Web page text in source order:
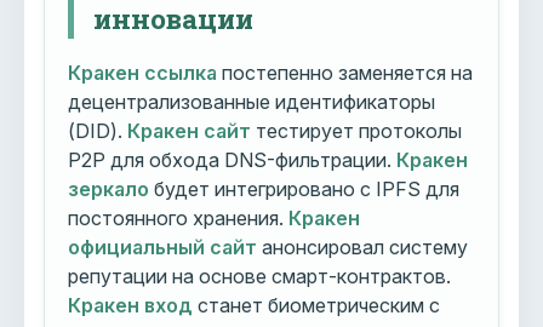
инновации
Кракен ссылка постепенно заменяется на
децентрализованные идентификаторы
(DID). Кракен сайт тестирует протоколы
P2P для обхода DNS-фильтрации. Кракен
зеркало будет интегрировано с IPFS для
постоянного хранения. Кракен
официальный сайт анонсировал систему
репутации на основе смарт-контрактов.
Кракен вход станет биометрическим с